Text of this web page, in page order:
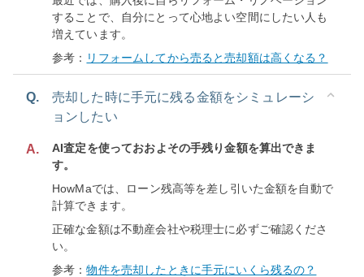
することで、自分にとって心地よい空間にしたい人も
増えています。
参考： リフォームしてから売ると売却額は高くなる？
Q.
売却した時に手元に残る金額をシミュレーシ
ョンしたい
A.
AI査定を使っておおよその手残り金額を算出できま
す。
HowMaでは、ローン残高等を差し引いた金額を自動で
計算できます。
正確な金額は不動産会社や税理士に必ずご確認くださ
い。
参考：物件を売却したときに手元にいくら残るの？